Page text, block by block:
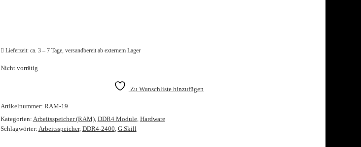
Lieferzeit: ca. 3 – 7 Tage, versandbereit ab externem Lager
Nicht vorrätig
Zu Wunschliste hinzufügen
Artikelnummer: RAM-19
Kategorien: Arbeitsspeicher (RAM), DDR4 Module, Hardware
Schlagwörter: Arbeitsspeicher, DDR4-2400, G.Skill